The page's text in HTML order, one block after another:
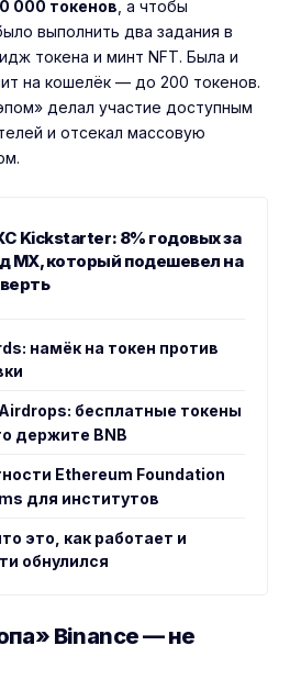
000 токенов , а чтобы
выполнить два задания в
токена и минт NFT. Была и
на кошелёк — до 200 токенов.
делал участие доступным
и отсекал массовую
Kickstarter: 8% годовых за
MX, который подешевел на
намёк на токен против
бесплатные токены
держите BNB
Ethereum Foundation
для институтов
это, как работает и
обнулился
Binance — не